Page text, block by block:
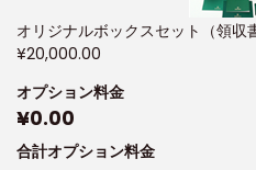
オリジナルボックスセット（領収
¥20,000.00
オプション料金
¥0.00
合計オプション料金